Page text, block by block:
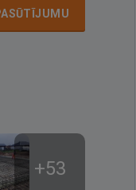
+53